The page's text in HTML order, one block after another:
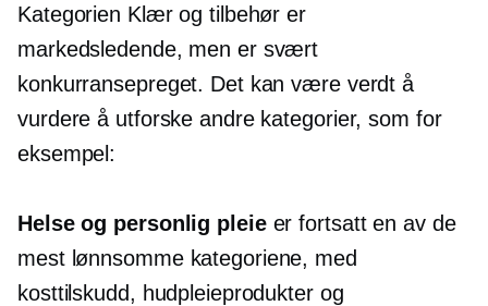
Kategorien Klær og tilbehør er
markedsledende, men er svært
konkurransepreget. Det kan være verdt å
vurdere å utforske andre kategorier, som for
eksempel:
Helse og personlig pleieer fortsatt en av de
mest lønnsomme kategoriene, med
kosttilskudd, hudpleieprodukter og